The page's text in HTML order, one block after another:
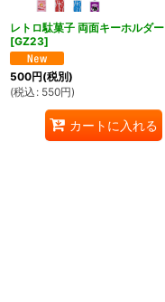
レトロ駄菓子 両面キーホルダー
[GZ23]
500円(税別)
(税込 : 550円)
カートに入れる